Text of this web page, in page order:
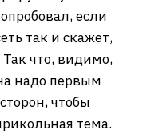
если
так и скажет,
что, видимо,
надо первым
чтобы
тема.